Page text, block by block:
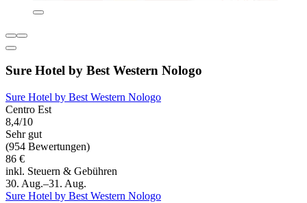
Sure Hotel by Best Western Nologo
Sure Hotel by Best Western Nologo
Centro Est
8,4/10
Sehr gut
(954 Bewertungen)
86 €
inkl. Steuern & Gebühren
30. Aug.–31. Aug.
Sure Hotel by Best Western Nologo